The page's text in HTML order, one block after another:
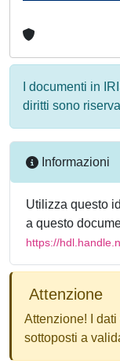
I documenti in
diritti sono
Informazioni
Utilizza questo
a questo
https://
Attenzione
Attenzione! I
sottoposti a